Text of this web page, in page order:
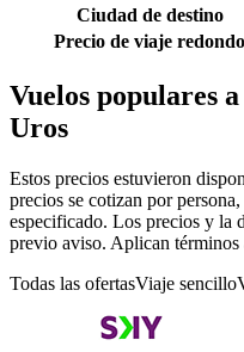
Ciudad de destino
Precio de viaje redondo
Vuelos populares
Uros
Estos precios estuvieron
precios se cotizan por
especificado. Los precios y la
previo aviso. Aplican términos
Todas las ofertasViaje sencillo